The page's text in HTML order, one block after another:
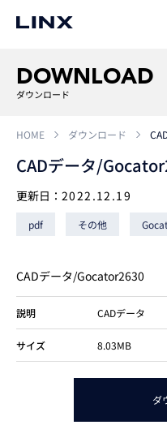
事例
SIパートナー
サポート
企業情報
採用
DOWNLOAD
ダウンロード
HOME ダウンロード
CADデータ/
更新日： 2022.12.19
pdf その他
CADデータ/Gocator2630
説明 CADデータ
サイズ 8.03MB
ダ